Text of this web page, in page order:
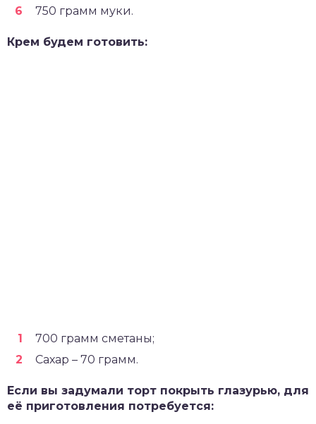
750 грамм муки.
Крем будем готовить:
700 грамм сметаны;
Сахар – 70 грамм.
Если вы задумали торт покрыть глазурью, для
её приготовления потребуется: